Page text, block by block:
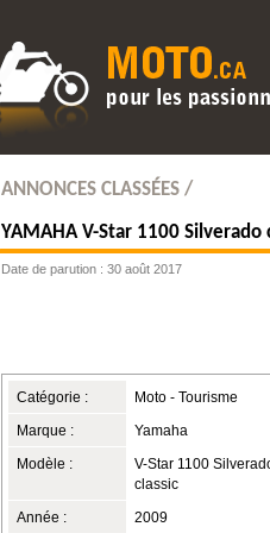
ANNONCES CLASSÉES /
YAMAHAV-Star 1100 Silverado
Date de parution : 30 août 2017
Catégorie : Moto - Tourisme
Marque : Yamaha
Modèle :
V-Star 1100
classic
Année : 2009